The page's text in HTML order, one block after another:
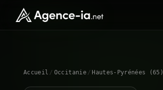
Accueil / Occitanie / Hautes-Pyrénées (65)